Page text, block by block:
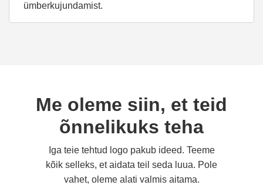
ümberkujundamist.
Me oleme siin, et teid
õnnelikuks teha
Iga teie tehtud logo pakub ideed. Teeme
kõik selleks, et aidata teil seda luua. Pole
vahet, oleme alati valmis aitama.